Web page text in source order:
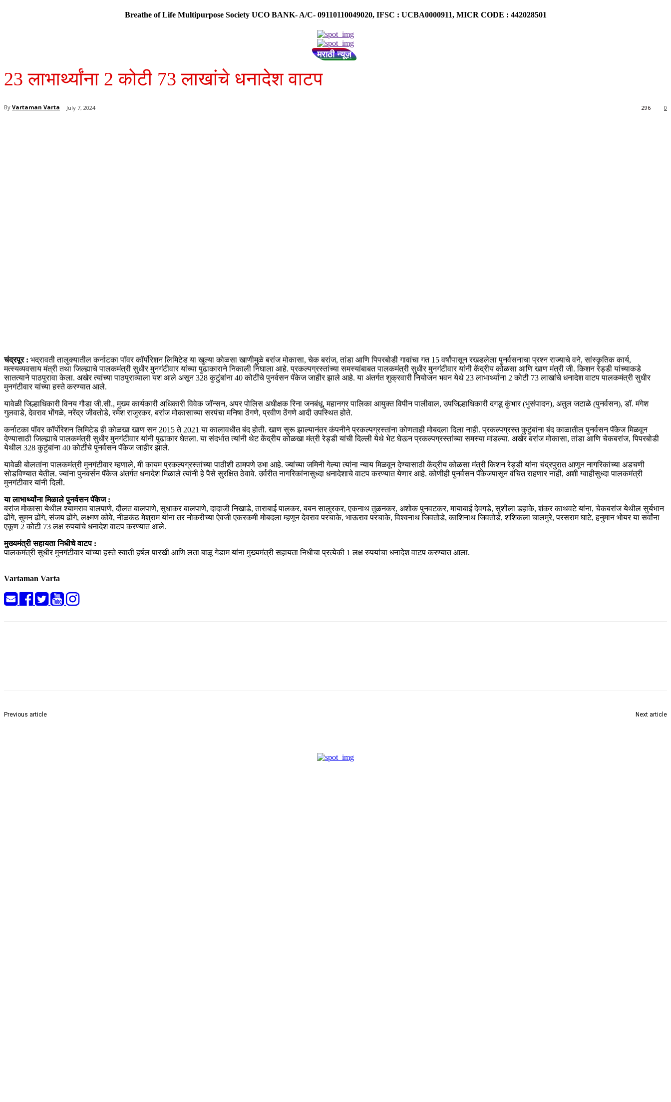
Breathe of Life Multipurpose Society UCO BANK- A/C- 09110110049020, IFSC : UCBA0000911, MICR CODE : 442028501
मराठी न्यूज़
23 लाभार्थ्यांना 2 कोटी 73 लाखांचे धनादेश वाटप
By Vartaman Varta July 7, 2024 0
296
चंद्रपूर : भद्रावती तालुक्यातील कर्नाटका पॉवर कॉर्पोरेशन लिमिटेड या खुल्या कोळसा खाणीमुळे बरांज मोकासा, चेक बरांज, तांडा आणि पिपरबोडी गावांचा गत 15 वर्षांपासून रखडलेला पुनर्वसनाचा प्रश्न राज्याचे वने, सांस्कृतिक कार्य,
मत्स्यव्यवसाय मंत्री तथा जिल्ह्याचे पालकमंत्री सुधीर मुनगंटीवार यांच्या पुढाकाराने निकाली निघाला आहे. प्रकल्पग्रस्तांच्या समस्यांबाबत पालकमंत्री सुधीर मुनगंटीवार यांनी केंद्रीय कोळसा आणि खाण मंत्री जी. किशन रेड्डी यांच्याकडे
सातत्याने पाठपुरावा केला. अखेर त्यांच्या पाठपुराव्याला यश आले असून 328 कुटुंबांना 40 कोटींचे पुनर्वसन पॅकेज जाहीर झाले आहे. या अंतर्गत शुक्रवारी नियोजन भवन येथे 23 लाभार्थ्यांना 2 कोटी 73 लाखांचे धनादेश वाटप पालकमंत्री सुधीर
मुनगंटीवार यांच्या हस्ते करण्यात आले.
यावेळी जिल्हाधिकारी विनय गौडा जी.सी., मुख्य कार्यकारी अधिकारी विवेक जॉन्सन, अपर पोलिस अधीक्षक रिना जनबंधू, महानगर पालिका आयुक्त विपीन पालीवाल, उपजिल्हाधिकारी दगडू कुंभार (भुसंपादन), अतुल जटाळे (पुनर्वसन), डॉ. मंगेश
गुलवाडे, देवराव भोंगळे, नरेंद्र जीवतोडे, रमेश राजुरकर, बरांज मोकासाच्या सरपंचा मनिषा ठेंगणे, प्रवीण ठेंगणे आदी उपस्थित होते.
कर्नाटका पॉवर कॉर्पोरेशन लिमिटेड ही कोळखा खाण सन 2015 ते 2021 या कालावधीत बंद होती. खाण सुरू झाल्यानंतर कंपनीने प्रकल्पग्रस्तांना कोणताही मोबदला दिला नाही. प्रकल्पग्रस्त कुटुंबांना बंद काळातील पुनर्वसन पॅकेज मिळवून
देण्यासाठी जिल्ह्याचे पालकमंत्री सुधीर मुनगंटीवार यांनी पुढाकार घेतला. या संदर्भात त्यांनी थेट केंद्रीय कोळखा मंत्री रेड्डी यांची दिल्ली येथे भेट घेऊन प्रकल्पग्रस्तांच्या समस्या मांडल्या. अखेर बरांज मोकासा, तांडा आणि चेकबरांज, पिपरबोडी
येथील 328 कुटुंबांना 40 कोटींचे पुनर्वसन पॅकेज जाहीर झाले.
यावेळी बोलतांना पालकमंत्री मुनगंटीवार म्हणाले, मी कायम प्रकल्पग्रस्तांच्या पाठीशी ठामपणे उभा आहे. ज्यांच्या जमिनी गेल्या त्यांना न्याय मिळवून देण्यासाठी केंद्रीय कोळसा मंत्री किशन रेड्डी यांना चंद्रपुरात आणून नागरिकांच्या अडचणी
सोडविण्यात येतील. ज्यांना पुनवर्सन पॅकेज अंतर्गत धनादेश मिळाले त्यांनी हे पैसे सुरक्षित ठेवावे. उर्वरीत नागरिकांनासुध्दा धनादेशाचे वाटप करण्यात येणार आहे. कोणीही पुनर्वसन पॅकेजपासून वंचित राहणार नाही, अशी ग्वाहीसुध्दा पालकमंत्री
मुनगंटीवार यांनी दिली.
या लाभार्थ्यांना मिळाले पुनर्वसन पॅकेज :
बरांज मोकासा येथील श्यामराव बालपाणे, दौलत बालपाणे, सुधाकर बालपाणे, दादाजी निखाडे, ताराबाई पालकर, बबन सालुरकर, एकनाथ तुळनकर, अशोक पुनवटकर, मायाबाई देवगडे, सुशीला डहाके, शंकर काथवटे यांना, चेकबरांज येथील सुर्यभान
ढोंगे, सुमन ढोंगे, संजय ढोंगे, लक्ष्मण कोवे, नीळकंठ मेश्राम यांना तर नोकरीच्या ऐवजी एकरकमी मोबदला म्हणून देवराव परचाके, भाऊराव परचाके, विश्वनाथ जिवतोडे, काशिनाथ जिवतोडे, शशिकला चालमुरे, परसराम घाटे, हनुमान भोयर या सर्वांना
एकूण 2 कोटी 73 लक्ष रुपयांचे धनादेश वाटप करण्यात आले.
मुख्यमंत्री सहायता निधीचे वाटप :
पालकमंत्री सुधीर मुनगंटीवार यांच्या हस्ते स्वाती हर्षल पारखी आणि लता बाळू गेडाम यांना मुख्यमंत्री सहायता निधीचा प्रत्येकी 1 लक्ष रुपयांचा धनादेश वाटप करण्यात आला.
Vartaman Varta
Previous article Next article